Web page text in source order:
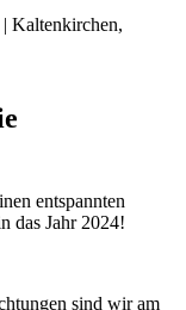
| Kaltenkirchen,
entspannten
das Jahr 2024!
sind wir am